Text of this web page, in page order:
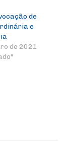
de
e
de 2021